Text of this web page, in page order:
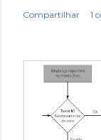
Compartilhar 1